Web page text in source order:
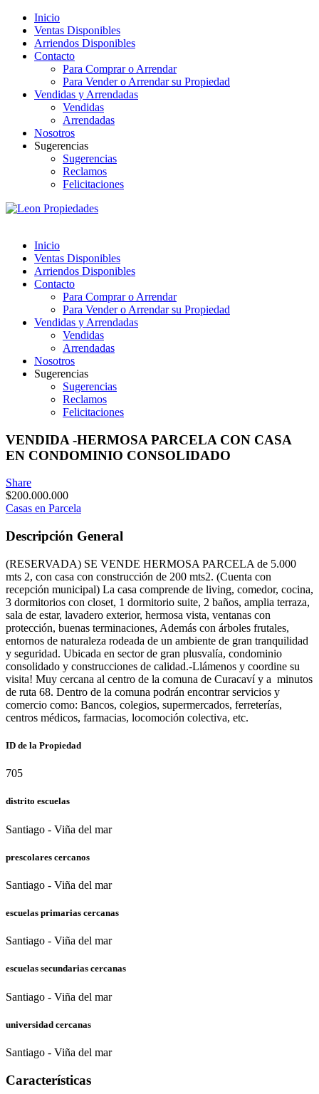
Inicio
Ventas Disponibles
Arriendos Disponibles
Contacto
Para Comprar o Arrendar
Para Vender o Arrendar su Propiedad
Vendidas y Arrendadas
Vendidas
Arrendadas
Nosotros
Sugerencias
Sugerencias
Reclamos
Felicitaciones
Inicio
Ventas Disponibles
Arriendos Disponibles
Contacto
Para Comprar o Arrendar
Para Vender o Arrendar su Propiedad
Vendidas y Arrendadas
Vendidas
Arrendadas
Nosotros
Sugerencias
Sugerencias
Reclamos
Felicitaciones
VENDIDA -HERMOSA PARCELA CON CASA
EN CONDOMINIO CONSOLIDADO
Share
$200.000.000
Casas en Parcela
Descripción General
(RESERVADA) SE VENDE HERMOSA PARCELA de 5.000
mts 2, con casa con construcción de 200 mts2. (Cuenta con
recepción municipal) La casa comprende de living, comedor, cocina,
3 dormitorios con closet, 1 dormitorio suite, 2 baños, amplia terraza,
sala de estar, lavadero exterior, hermosa vista, ventanas con
protección, buenas terminaciones, Además con árboles frutales,
entornos de naturaleza rodeada de un ambiente de gran tranquilidad
y seguridad. Ubicada en sector de gran plusvalía, condominio
consolidado y construcciones de calidad.-Llámenos y coordine su
visita! Muy cercana al centro de la comuna de Curacaví y a minutos
de ruta 68. Dentro de la comuna podrán encontrar servicios y
comercio como: Bancos, colegios, supermercados, ferreterías,
centros médicos, farmacias, locomoción colectiva, etc.
ID de la Propiedad
705
distrito escuelas
Santiago - Viña del mar
prescolares cercanos
Santiago - Viña del mar
escuelas primarias cercanas
Santiago - Viña del mar
escuelas secundarias cercanas
Santiago - Viña del mar
universidad cercanas
Santiago - Viña del mar
Características